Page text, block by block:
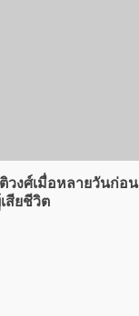
วงศ์เมื่อหลายวันก่อน
สียชีวิต